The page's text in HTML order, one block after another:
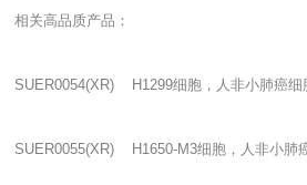
相关高品质产品：
SUER0054(XR) H1299细胞，人非小肺癌细
SUER0055(XR) H1650-M3细胞，人非小肺